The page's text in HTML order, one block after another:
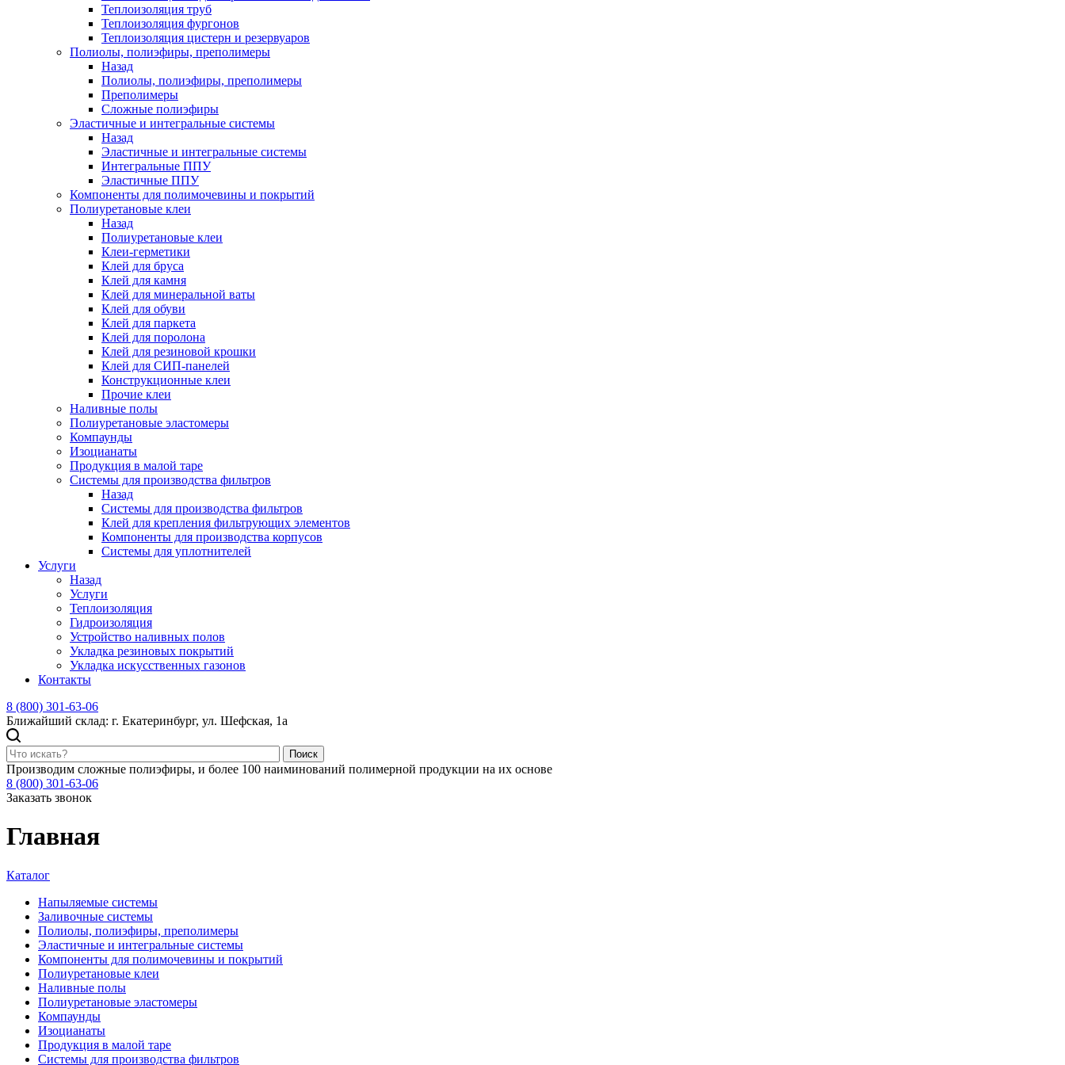
Теплоизоляция труб
Теплоизоляция фургонов
Теплоизоляция цистерн и резервуаров
Полиолы, полиэфиры, преполимеры
Назад
Полиолы, полиэфиры, преполимеры
Преполимеры
Сложные полиэфиры
Эластичные и интегральные системы
Назад
Эластичные и интегральные системы
Интегральные ППУ
Эластичные ППУ
Компоненты для полимочевины и покрытий
Полиуретановые клеи
Назад
Полиуретановые клеи
Клеи-герметики
Клей для бруса
Клей для камня
Клей для минеральной ваты
Клей для обуви
Клей для паркета
Клей для поролона
Клей для резиновой крошки
Клей для СИП-панелей
Конструкционные клеи
Прочие клеи
Наливные полы
Полиуретановые эластомеры
Компаунды
Изоцианаты
Продукция в малой таре
Системы для производства фильтров
Назад
Системы для производства фильтров
Клей для крепления фильтрующих элементов
Компоненты для производства корпусов
Системы для уплотнителей
Услуги
Назад
Услуги
Теплоизоляция
Гидроизоляция
Устройство наливных полов
Укладка резиновых покрытий
Укладка искусственных газонов
Контакты
8 (800) 301-63-06
Ближайший склад: г. Екатеринбург, ул. Шефская, 1а
Поиск
Производим сложные полиэфиры, и более 100 наиминований полимерной продукции на их основе
8 (800) 301-63-06
Заказать звонок
Главная
Каталог
Напыляемые системы
Заливочные системы
Полиолы, полиэфиры, преполимеры
Эластичные и интегральные системы
Компоненты для полимочевины и покрытий
Полиуретановые клеи
Наливные полы
Полиуретановые эластомеры
Компаунды
Изоцианаты
Продукция в малой таре
Системы для производства фильтров